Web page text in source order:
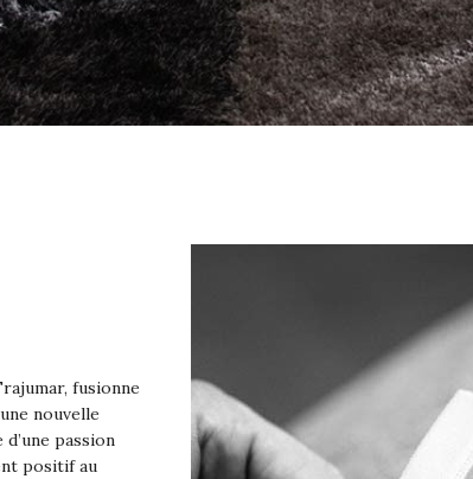
fusionne
nouvelle
passion
positif au